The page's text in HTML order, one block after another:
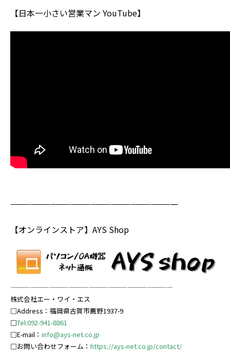
【日本一小さい営業マン YouTube】
—————————————————————————
【オンラインストア】AYS Shop
—————————————————————————
株式会社エー・ワイ・エス
□Address：福岡県古賀市薦野1937-9
□Tel:092-941-8861
□E-mail： info@ays-net.co.jp
□お問い合わせフォーム： https://ays-net.co.jp/contact/